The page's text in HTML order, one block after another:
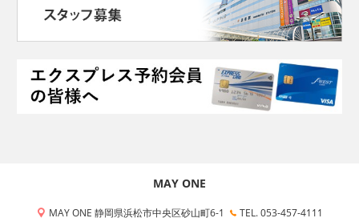
MAY ONE
MAY ONE 静岡県浜松市中央区砂山町6-1
TEL. 053-457-4111